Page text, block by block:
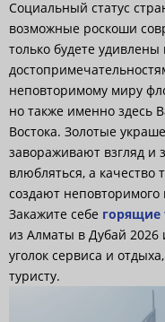
Социальный статус
возможные роскоши
только будете
неповторимому миру
но также именно здесь
Востока. Золотые
завораживают взгляд и
влюбляться, а качество
создают
Закажите себе горящие
из Алматы в Дубай 2026
уголок сервиса и
туристу.